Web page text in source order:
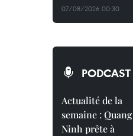
07/08/2026 00:30
PODCAST
Actualité de la
semaine : Quang
Ninh prête à